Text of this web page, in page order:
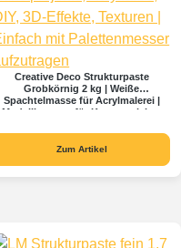
Creative Deco Strukturpaste
Grobkörnig 2 kg | Weiße
Spachtelmasse für Acrylmalerei |
Modellierpaste für Kunstprojekte,
| Einfach mit Palettenmesser
aufzutragen
Zum Artikel